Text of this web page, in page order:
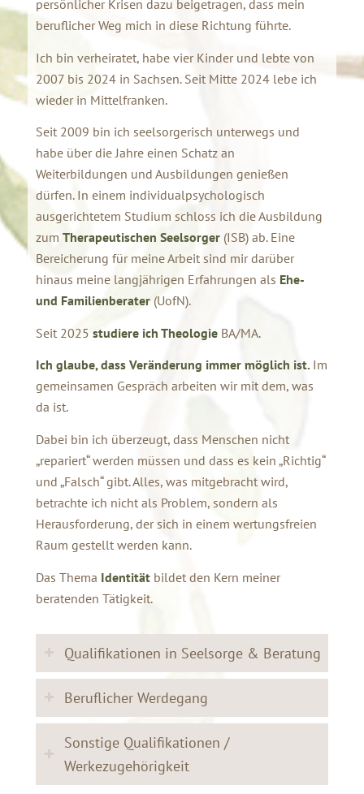
persönlicher Krisen dazu beigetragen, dass mein
beruflicher Weg mich in diese Richtung führte.
Ich bin verheiratet, habe vier Kinder und lebte von
2007 bis 2024 in Sachsen. Seit Mitte 2024 lebe ich
wieder in Mittelfranken.
Seit 2009 bin ich seelsorgerisch unterwegs und
habe über die Jahre einen Schatz an
Weiterbildungen und Ausbildungen genießen
dürfen. In einem individualpsychologisch
ausgerichtetem Studium schloss ich die Ausbildung
zum Therapeutischen Seelsorger(ISB) ab. Eine
Bereicherung für meine Arbeit sind mir darüber
hinaus meine langjährigen Erfahrungen als Ehe-
und Familienberater(UofN).
Seit 2025 studiere ich TheologieBA/MA.
Ich glaube, dass Veränderung immer möglich ist. Im
gemeinsamen Gespräch arbeiten wir mit dem, was
da ist.
Dabei bin ich überzeugt, dass Menschen nicht
„repariert“ werden müssen und dass es kein „Richtig“
und „Falsch“ gibt. Alles, was mitgebracht wird,
betrachte ich nicht als Problem, sondern als
Herausforderung, der sich in einem wertungsfreien
Raum gestellt werden kann.
Das Thema Identitätbildet den Kern meiner
beratenden Tätigkeit.
Qualifikationen in Seelsorge & Beratung
Beruflicher Werdegang
Sonstige Qualifikationen /
Werkezugehörigkeit